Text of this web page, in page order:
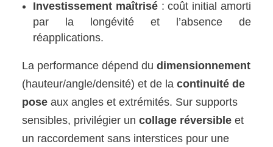
Investissement maîtrisé: coût initial amorti
par la longévité et l’absence de
réapplications.
La performance dépend du dimensionnement
(hauteur/angle/densité) et de la continuité de
poseaux angles et extrémités. Sur supports
sensibles, privilégier un collage réversibleet
un raccordement sans interstices pour une